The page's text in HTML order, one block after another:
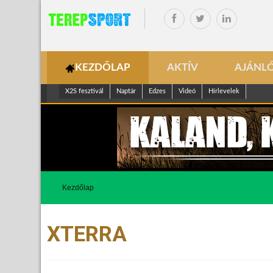
KEZDŐLAP AKTÍV
X2S fesztivál Naptár Edzes Videó Hírlevelek
Kezdőlap
XTERRA